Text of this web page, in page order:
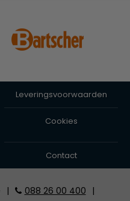
Leveringsvoorwaarden
Cookies
Contact
| 088 26 00 400 |